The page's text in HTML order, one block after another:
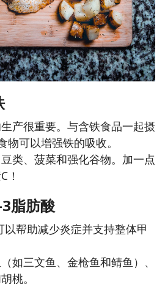
产很重要。与含铁食品一起摄
物可以增强铁的吸收。
类、菠菜和强化谷物。加一点
！
脂肪酸
帮助减少炎症并支持整体甲
如三文鱼、金枪鱼和鲭鱼）、
桃。